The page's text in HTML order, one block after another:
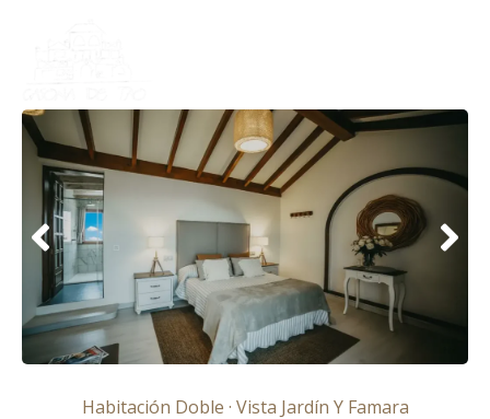
Habitación Doble · Vista Jardín Y Famara